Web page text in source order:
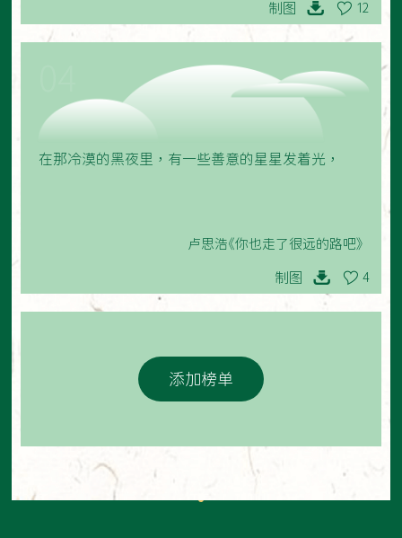
制图 12
在那冷漠的黑夜里，有一些善意的星星发着光，
卢思浩《你也走了很远的路吧》
制图 4
添加榜单